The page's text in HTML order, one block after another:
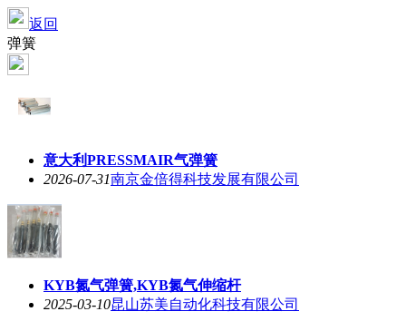
返回
弹簧
意大利PRESSMAIR气弹簧
2026-07-31南京金倍得科技发展有限公司
KYB氮气弹簧,KYB氮气伸缩杆
2025-03-10昆山苏美自动化科技有限公司